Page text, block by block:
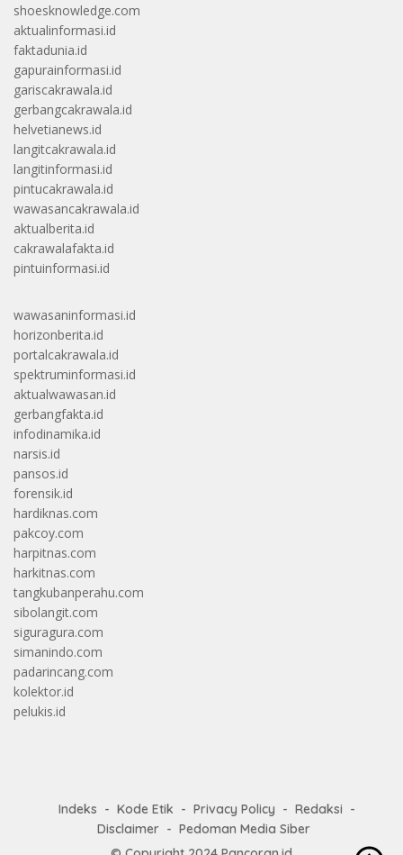
shoesknowledge.com
aktualinformasi.id
faktadunia.id
gapurainformasi.id
gariscakrawala.id
gerbangcakrawala.id
helvetianews.id
langitcakrawala.id
langitinformasi.id
pintucakrawala.id
wawasancakrawala.id
aktualberita.id
cakrawalafakta.id
pintuinformasi.id
wawasaninformasi.id
horizonberita.id
portalcakrawala.id
spektruminformasi.id
aktualwawasan.id
gerbangfakta.id
infodinamika.id
narsis.id
pansos.id
forensik.id
hardiknas.com
pakcoy.com
harpitnas.com
harkitnas.com
tangkubanperahu.com
sibolangit.com
siguragura.com
simanindo.com
padarincang.com
kolektor.id
pelukis.id
Indeks Kode Etik Privacy Policy
Redaksi
Disclaimer
Pedoman Media Siber